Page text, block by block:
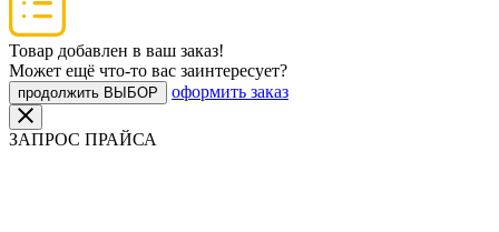
Товар добавлен в ваш заказ!
Может ещё что-то вас заинтересует?
продолжить ВЫБОР оформить заказ
ЗАПРОС ПРАЙСА